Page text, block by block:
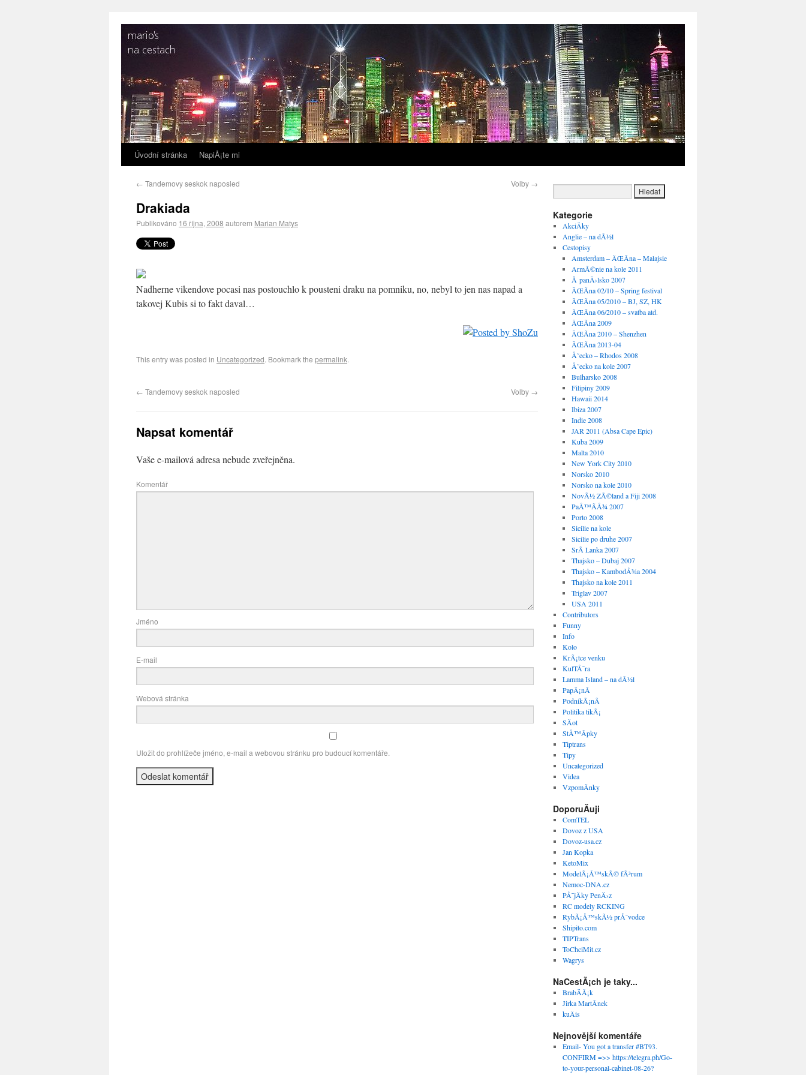
Úvodní stránka NapiÅ¡te mi
← Tandemovy seskok naposled Volby →
Drakiada
Publikováno 16 října, 2008 autorem Marian Matys
Nadherne vikendove pocasi nas postouchlo k pousteni draku na pomniku, no, nebyl to jen nas napad a
takovej Kubis si to fakt daval…
This entry was posted in Uncategorized. Bookmark the permalink.
← Tandemovy seskok naposled Volby →
Napsat komentář
Vaše e-mailová adresa nebude zveřejněna.
Komentář
Jméno
E-mail
Webová stránka
Uložit do prohlížeče jméno, e-mail a webovou stránku pro budoucí komentáře.
Kategorie
AkciÄky
Anglie – na dÃ½l
Cestopisy
Amsterdam – ÄŒÃ­na – Malajsie
ArmÃ©nie na kole 2011
Å panÄ›lsko 2007
ÄŒÃ­na 02/10 – Spring festival
ÄŒÃ­na 05/2010 – BJ, SZ, HK
ÄŒÃ­na 06/2010 – svatba atd.
ÄŒÃ­na 2009
ÄŒÃ­na 2010 – Shenzhen
ÄŒÃ­na 2013-04
Å˜ecko – Rhodos 2008
Å˜ecko na kole 2007
Bulharsko 2008
Filipiny 2009
Hawaii 2014
Ibiza 2007
Indie 2008
JAR 2011 (Absa Cape Epic)
Kuba 2009
Malta 2010
New York City 2010
Norsko 2010
Norsko na kole 2010
NovÃ½ ZÃ©land a Fiji 2008
PaÅ™Ã­Å¾ 2007
Porto 2008
Sicilie na kole
Sicilie po druhe 2007
SrÃ­ Lanka 2007
Thajsko – Dubaj 2007
Thajsko – KambodÅ¾a 2004
Thajsko na kole 2011
Triglav 2007
USA 2011
Contributors
Funny
Info
Kolo
KrÃ¡tce venku
KulTÅ¯ra
Lamma Island – na dÃ½l
PapÃ¡nÃ­
PodnikÃ¡nÃ­
Politika tikÃ¡
SÄot
StÅ™Ã­pky
Tiptrans
Tipy
Uncategorized
Videa
VzpomÃ­nky
DoporuÄuji
ComTEL
Dovoz z USA
Dovoz-usa.cz
Jan Kopka
KetoMix
ModelÃ¡Å™skÃ© fÃ³rum
Nemoc-DNA.cz
PÅ¯jÄky PenÄ›z
RC modely RCKING
RybÃ¡Å™skÃ½ prÅ¯vodce
Shipito.com
TIPTrans
ToChciMit.cz
Wagrys
NaCestÃ¡ch je taky...
BrabÄÃ¡k
Jirka MartÃ­nek
kuÄis
Nejnovější komentáře
Email- You got a transfer #BT93.
CONFIRM =>> https://telegra.ph/Go-
to-your-personal-cabinet-08-26?